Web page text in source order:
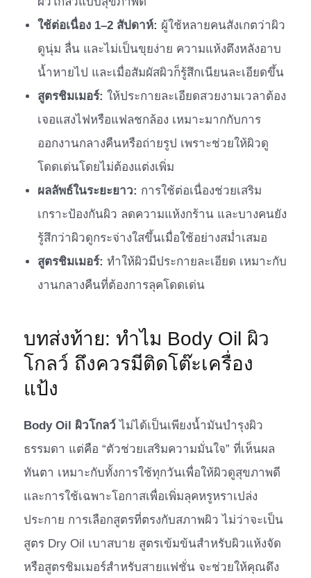
ใช้ต่อเนื่อง 1–2 สัปดาห์: ผู้ใช้หลายคนสังเกตว่าผิว
ดูนุ่ม ลื่น และไม่เป็นขุยง่าย ความแห้งตึงหลังอาบ
น้ำหายไป และเมื่อสัมผัสผิวก็รู้สึกเนียนละเอียดขึ้น
สูตรชิมเมอร์: ให้ประกายละเอียดสวยงามเวลาต้อง
เจอแสงไฟหรือแฟลชกล้อง เหมาะมากกับการ
ออกงานกลางคืนหรือถ่ายรูป เพราะช่วยให้ผิวดู
โดดเด่นโดยไม่ต้องแต่งเพิ่ม
ผลลัพธ์ในระยะยาว: การใช้ต่อเนื่องช่วยเสริม
เกราะป้องกันผิว ลดความแห้งกร้าน และบางคนยัง
รู้สึกว่าผิวดูกระจ่างใสขึ้นเมื่อใช้อย่างสม่ำเสมอ
สูตรชิมเมอร์: ทำให้ผิวมีประกายละเอียด เหมาะกับ
งานกลางคืนที่ต้องการลุคโดดเด่น
บทส่งท้าย: ทำไม Body Oil ผิว
โกลว์ ถึงควรมีติดโต๊ะเครื่อง
แป้ง
Body Oil ผิวโกลว์ ไม่ได้เป็นเพียงน้ำมันบำรุงผิว
ธรรมดา แต่คือ “ตัวช่วยเสริมความมั่นใจ” ที่เห็นผล
ทันตา เหมาะกับทั้งการใช้ทุกวันเพื่อให้ผิวดูสุขภาพดี
และการใช้เฉพาะโอกาสเพื่อเพิ่มลุคหรูหราเปล่ง
ประกาย การเลือกสูตรที่ตรงกับสภาพผิว ไม่ว่าจะเป็น
สูตร Dry Oil เบาสบาย สูตรเข้มข้นสำหรับผิวแห้งจัด
หรือสูตรชิมเมอร์สำหรับสายแฟชั่น จะช่วยให้คุณดึง